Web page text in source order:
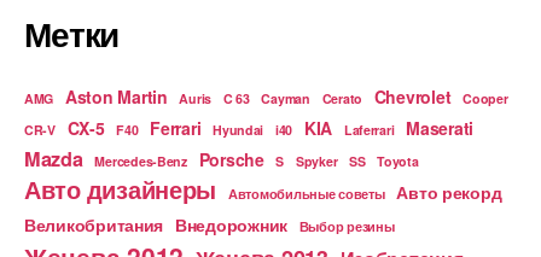
Метки
AMG Aston Martin Auris C 63 Cayman Cerato Chevrolet
Cooper
CR-V
CX-5 F40 Ferrari Hyundai i40 KIA Laferrari Maserati
Mazda Mercedes-Benz Porsche S Spyker SS Toyota
Авто дизайнеры Автомобильные советы
Авто рекорд
Великобритания Внедорожник Выбор резины